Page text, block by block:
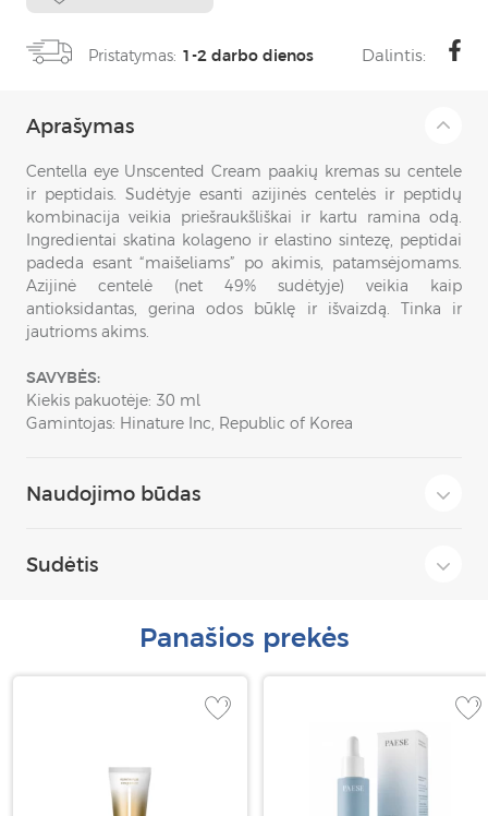
Pristatymas: 1-2 darbo dienos Dalintis:
Aprašymas
Centella eye Unscented Cream paakių kremas su centele
ir peptidais. Sudėtyje esanti azijinės centelės ir peptidų
kombinacija veikia priešraukšliškai ir kartu ramina odą.
Ingredientai skatina kolageno ir elastino sintezę, peptidai
padeda esant “maišeliams” po akimis, patamsėjomams.
Azijinė centelė (net 49% sudėtyje) veikia kaip
antioksidantas, gerina odos būklę ir išvaizdą. Tinka ir
jautrioms akims.
SAVYBĖS:
Kiekis pakuotėje: 30 ml
Gamintojas: Hinature Inc, Republic of Korea
Naudojimo būdas
Sudėtis
Panašios prekės